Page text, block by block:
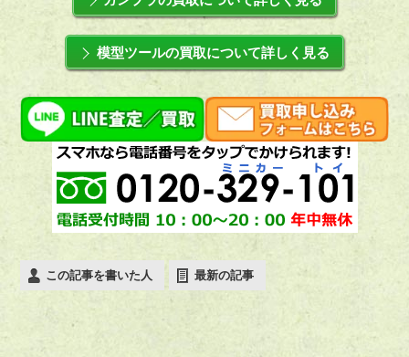
模型ツールの買取について詳しく見る
この記事を書いた人 最新の記事